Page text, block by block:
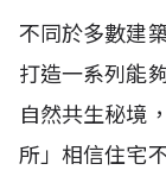
不同於多數建
打造一系列能
自然共生秘境
所」相信住宅